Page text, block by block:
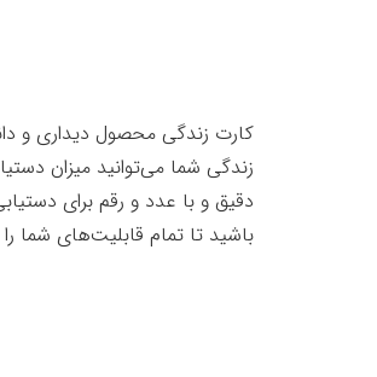
کارت زندگی محصول دیداری و
زندگی شما می‌توانید میزان
دقیق و با عدد و رقم برای
باشید تا تمام قابلیت‌های شما را